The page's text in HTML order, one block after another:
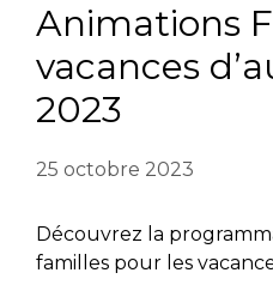
Animations
vacances
2023
25 octobre 2023
Découvrez la
familles pour les